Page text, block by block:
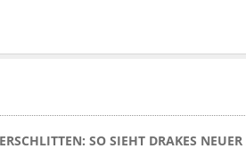
SO SIEHT DRAKES